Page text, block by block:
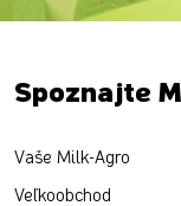
Spoznajte
Vaše Milk-Agro
Veľkoobchod